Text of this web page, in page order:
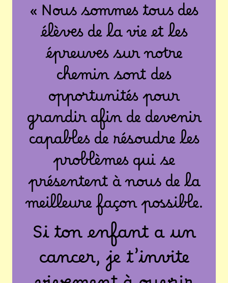
« Nous sommes tous des
élèves de la vie et les
épreuves sur notre
chemin sont des
opportunités pour
grandir afin de devenir
capables de résoudre les
problèmes qui se
présentent à nous de la
meilleure façon possible.
Si ton enfant a un
cancer, je t’invite